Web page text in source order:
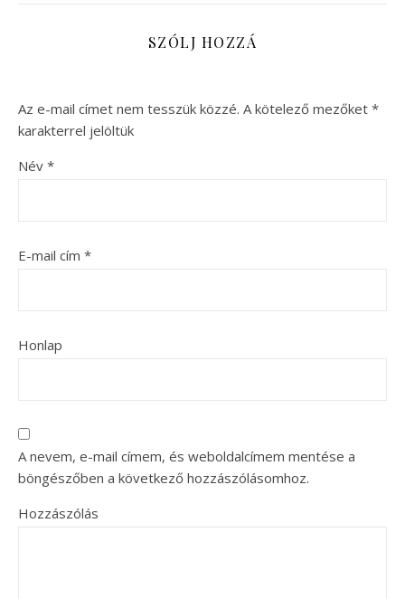
SZÓLJ HOZZÁ
Az e-mail címet nem tesszük közzé. A kötelező mezőket *
karakterrel jelöltük
Név *
E-mail cím *
Honlap
A nevem, e-mail címem, és weboldalcímem mentése a
böngészőben a következő hozzászólásomhoz.
Hozzászólás